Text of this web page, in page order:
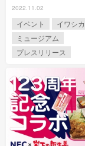
2022.11.02
イベント
イワシ
ミュージアム
プレスリリース